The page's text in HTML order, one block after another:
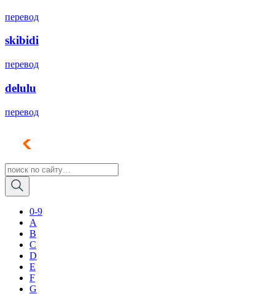
перевод
skibidi
перевод
delulu
перевод
0-9
A
B
C
D
E
F
G